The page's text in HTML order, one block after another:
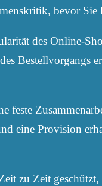
bevor Sie
des Online-
Bestellvorgangs
feste
eine Provision
zu Zeit